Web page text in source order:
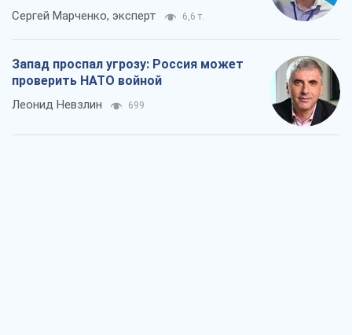
Сергей Марченко, эксперт 6,6 т.
Запад проспал угрозу: Россия может
проверить НАТО войной
Леонид Невзлин 699